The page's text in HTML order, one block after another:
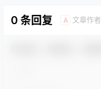
0 条回复 A 文章作者